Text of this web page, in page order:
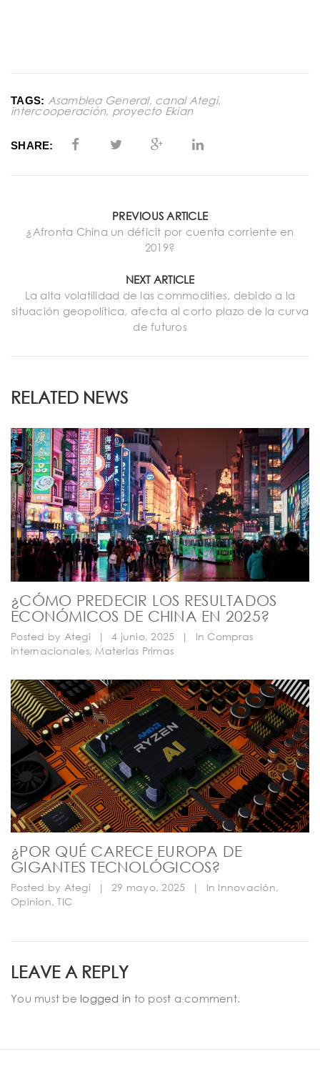
TAGS: Asamblea General, canal Ategi,
intercooperación, proyecto Ekian
SHARE:
PREVIOUS ARTICLE
¿Afronta China un déficit por cuenta corriente en
2019?
NEXT ARTICLE
La alta volatilidad de las commodities, debido a la
situación geopolítica, afecta al corto plazo de la curva
de futuros
RELATED NEWS
¿CÓMO PREDECIR LOS RESULTADOS
ECONÓMICOS DE CHINA EN 2025?
Posted by Ategi | 4 junio, 2025 | In Compras
internacionales, Materias Primas
¿POR QUÉ CARECE EUROPA DE
GIGANTES TECNOLÓGICOS?
Posted by Ategi | 29 mayo, 2025 | In Innovación,
Opinion,TIC
LEAVE A REPLY
You must be logged in to post a comment.